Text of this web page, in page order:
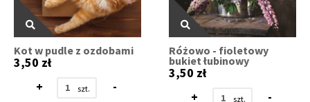
Kot w pudle z ozdobami
3,50 zł
+
-
Różowo - fioletowy
bukiet łubinowy
3,50 zł
+
-